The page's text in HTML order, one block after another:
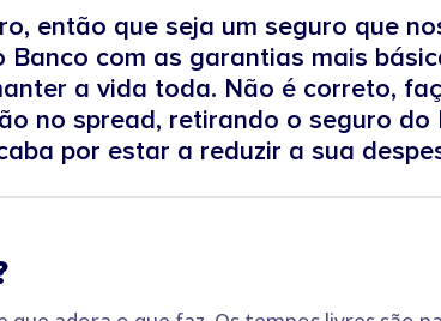
então que seja um seguro que
com as garantias mais
a vida toda. Não é correto,
no spread, retirando o seguro do
por estar a reduzir a sua